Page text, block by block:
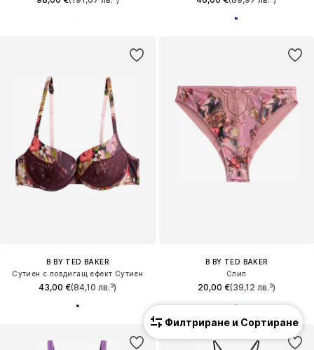
B BY TED BAKER
Сутиен с повдигащ ефект Сутиен
43,00 €(84,10 лв.³)
B BY TED BAKER
Слип
20,00 €(39,12 лв.³)
Филтриране и Сортиране